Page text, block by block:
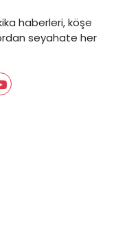
haberleri, köşe
seyahate her